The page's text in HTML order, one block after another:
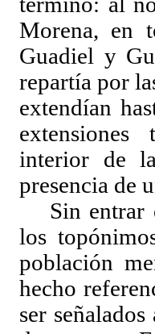
Morena, en
Guadiel y
repartía por
extendían
extensiones
interior de
presencia de
Sin entrar
los
población
hecho
ser